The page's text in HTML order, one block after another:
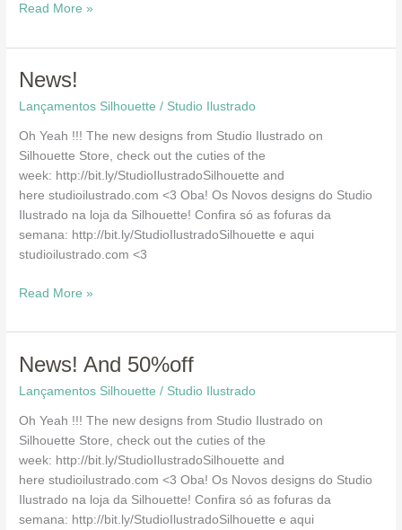
Read More »
News!
Lançamentos Silhouette / Studio Ilustrado
Oh Yeah !!! The new designs from Studio Ilustrado on
Silhouette Store, check out the cuties of the
week: http://bit.ly/StudioIlustradoSilhouette and
here studioilustrado.com <3 Oba! Os Novos designs do Studio
Ilustrado na loja da Silhouette! Confira só as fofuras da
semana: http://bit.ly/StudioIlustradoSilhouette e aqui
studioilustrado.com <3
News!
Read More »
News! And 50%off
Lançamentos Silhouette / Studio Ilustrado
Oh Yeah !!! The new designs from Studio Ilustrado on
Silhouette Store, check out the cuties of the
week: http://bit.ly/StudioIlustradoSilhouette and
here studioilustrado.com <3 Oba! Os Novos designs do Studio
Ilustrado na loja da Silhouette! Confira só as fofuras da
semana: http://bit.ly/StudioIlustradoSilhouette e aqui
News!
50%off